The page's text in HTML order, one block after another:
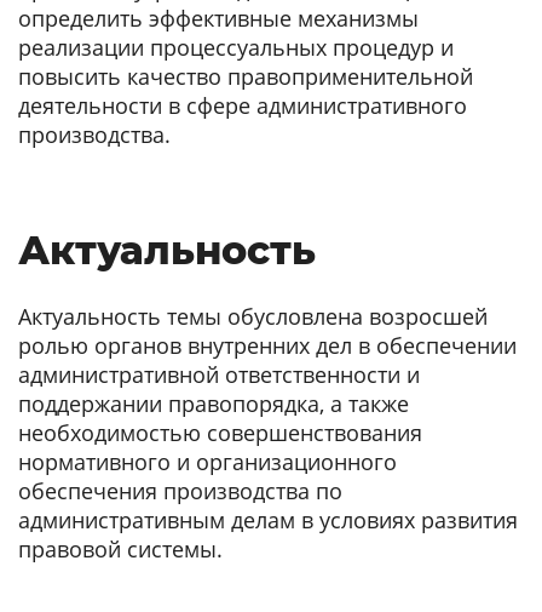
определить эффективные механизмы
реализации процессуальных процедур и
повысить качество правоприменительной
деятельности в сфере административного
производства.
Актуальность
Актуальность темы обусловлена возросшей
ролью органов внутренних дел в обеспечении
административной ответственности и
поддержании правопорядка, а также
необходимостью совершенствования
нормативного и организационного
обеспечения производства по
административным делам в условиях развития
правовой системы.